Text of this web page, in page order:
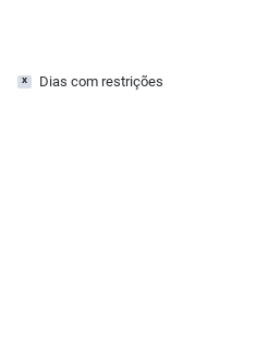
x Dias com restrições